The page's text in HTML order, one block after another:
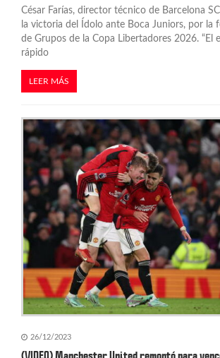
a
s
César Farías, director técnico de Barcelona
la victoria del Ídolo ante Boca Juniors, por la
de Grupos de la Copa Libertadores 2026. “El
rápido
LEER MÁS
26/12/2023
(VIDEO) Manchester United remontó para